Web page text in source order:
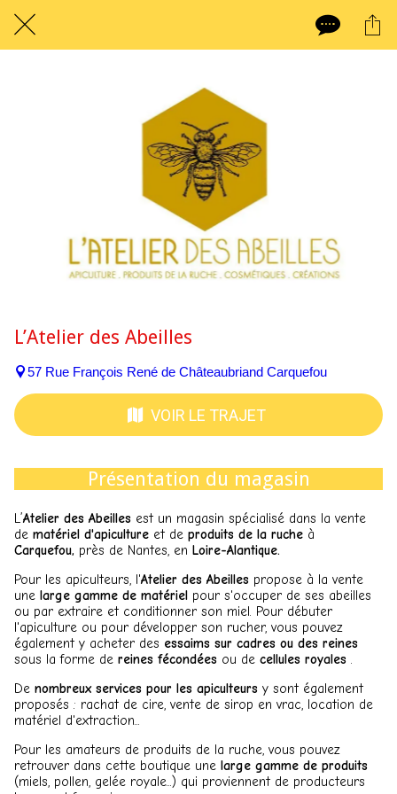
L’Atelier des Abeilles
57 Rue François René de Châteaubriand Carquefou
VOIR LE TRAJET
Présentation du magasin
L’Atelier des Abeilles est un magasin spécialisé dans la vente
de matériel d'apiculture et de produits de la ruche à
Carquefou, près de Nantes, en Loire-Alantique.
Pour les apiculteurs, l'Atelier des Abeilles propose à la vente
une large gamme de matériel pour s'occuper de ses abeilles
ou par extraire et conditionner son miel. Pour débuter
l'apiculture ou pour développer son rucher, vous pouvez
également y acheter des essaims sur cadres ou des reines
sous la forme de reines fécondées ou de cellules royales .
De nombreux services pour les apiculteurs y sont également
proposés : rachat de cire, vente de sirop en vrac, location de
matériel d'extraction...
Pour les amateurs de produits de la ruche, vous pouvez
retrouver dans cette boutique une large gamme de produits
(miels, pollen, gelée royale...) qui proviennent de producteurs